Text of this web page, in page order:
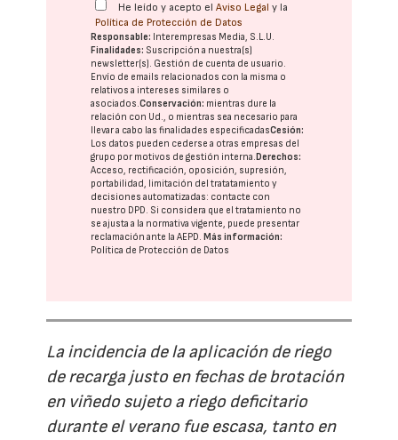
He leído y acepto elAviso Legal y la
Política de Protección de Datos
Responsable: Interempresas Media, S.L.U.
Finalidades: Suscripción a nuestra(s)
newsletter(s). Gestión de cuenta de usuario.
Envío de emails relacionados con la misma o
relativos a intereses similares o
asociados.Conservación: mientras dure la
relación con Ud., o mientras sea necesario para
llevar a cabo las finalidades especificadasCesión:
Los datos pueden cederse a otras empresas del
grupo por motivos de gestión interna. Derechos:
Acceso, rectificación, oposición, supresión,
portabilidad, limitación del tratatamiento y
decisiones automatizadas: contacte con
nuestro DPD. Si considera que el tratamiento no
se ajusta a la normativa vigente, puede presentar
reclamación ante laAEPD. Más información:
Política de Protección de Datos
La incidencia de la aplicación de riego
de recarga justo en fechas de brotación
en viñedo sujeto a riego deficitario
durante el verano fue escasa, tanto en